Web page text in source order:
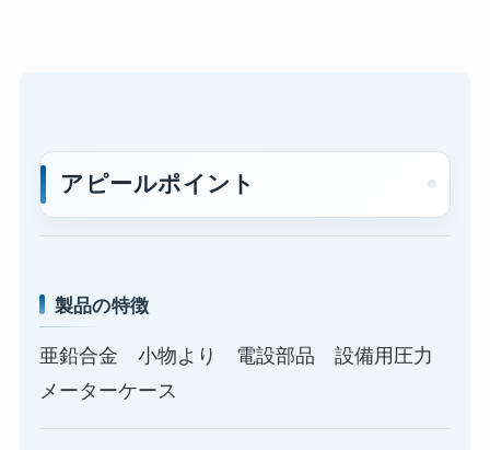
アピールポイント
製品の特徴
亜鉛合金 小物より 電設部品 設備用圧力
メーターケース